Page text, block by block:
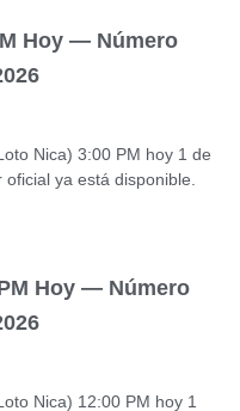
Hoy — Número
Nica) 3:00 PM hoy 1 de
ya está disponible.
Hoy — Número
Nica) 12:00 PM hoy 1